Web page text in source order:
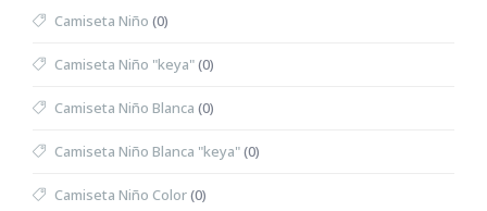
Camiseta Niño (0)
Camiseta Niño "keya"(0)
Camiseta Niño Blanca (0)
Camiseta Niño Blanca "keya"(0)
Camiseta Niño Color(0)